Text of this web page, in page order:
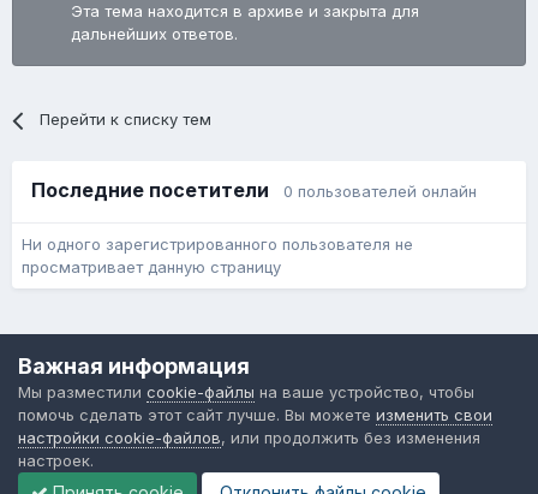
Эта тема находится в архиве и закрыта для
дальнейших ответов.
Перейти к списку тем
Последние посетители 0 пользователей онлайн
Ни одного зарегистрированного пользователя не
просматривает данную страницу
Форум общественного транспорта
Powered by Invision Community
Важная информация
Мы разместили cookie-файлы на ваше устройство, чтобы
помочь сделать этот сайт лучше. Вы можете изменить свои
настройки cookie-файлов, или продолжить без изменения
настроек.